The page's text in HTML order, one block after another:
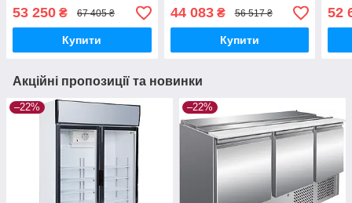
53 250 ₴ 67 405 ₴
Купити
44 083₴ 56 517 ₴
Купити
52
Акційні пропозиції та новинки
–22% –22%